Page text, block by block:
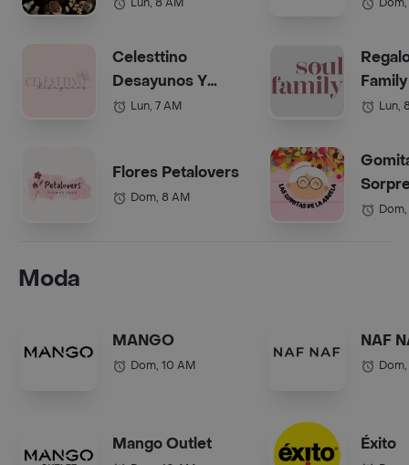
Celesttino
Desayunos Y
Anchetas Bogotá
Lun, 7 AM
Flores Petalovers
Dom, 8 AM
Lun,
Moda
MANGO
Dom, 10 AM
Mango Outlet
NAF
Dom,
Éxito